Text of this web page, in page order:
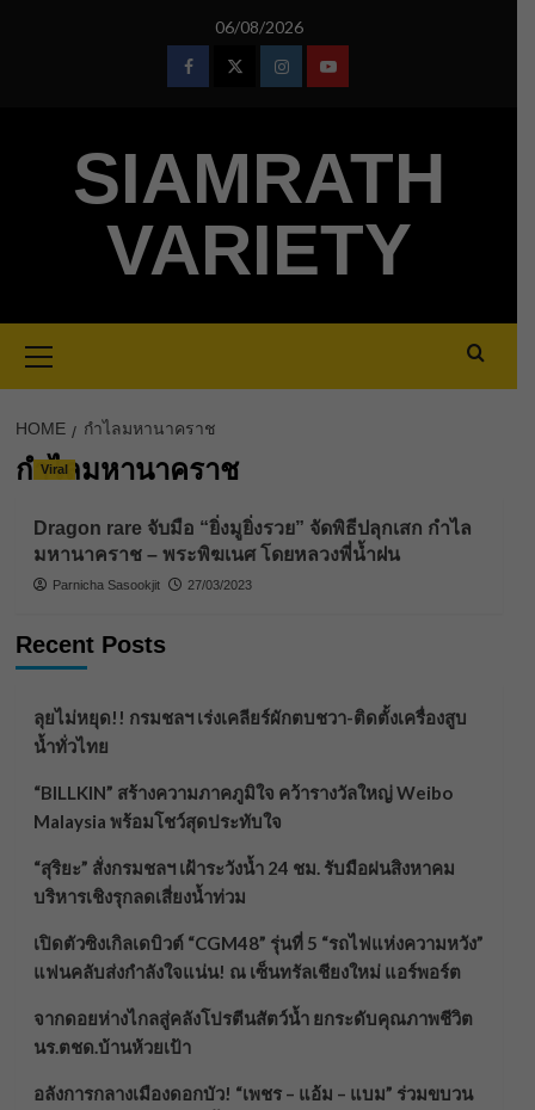
06/08/2026
FacebookTwitterInstagramYoutube
SIAMRATH
VARIETY
Menu
HOME กำไลมหานาคราช
กำไลมหานาคราช
Viral
Dragon rare จับมือ “ยิ่งมูยิ่งรวย” จัดพิธีปลุกเสก กำไล
มหานาคราช – พระพิฆเนศ โดยหลวงพี่น้ำฝน
Parnicha Sasookjit 27/03/2023
Recent Posts
ลุยไม่หยุด!! กรมชลฯ เร่งเคลียร์ผักตบชวา-ติดตั้งเครื่องสูบ
น้ำทั่วไทย
“BILLKIN” สร้างความภาคภูมิใจ คว้ารางวัลใหญ่ Weibo
Malaysia พร้อมโชว์สุดประทับใจ
“สุริยะ” สั่งกรมชลฯ เฝ้าระวังน้ำ 24 ชม. รับมือฝนสิงหาคม
บริหารเชิงรุกลดเสี่ยงน้ำท่วม
เปิดตัวซิงเกิลเดบิวต์ “CGM48” รุ่นที่ 5 “รถไฟแห่งความหวัง”
แฟนคลับส่งกำลังใจแน่น! ณ เซ็นทรัลเชียงใหม่ แอร์พอร์ต
จากดอยห่างไกลสู่คลังโปรตีนสัตว์น้ำ ยกระดับคุณภาพชีวิต
นร.ตชด.บ้านห้วยเป้า
อลังการกลางเมืองดอกบัว! “เพชร – แอ้ม – แบม” ร่วมขบวน